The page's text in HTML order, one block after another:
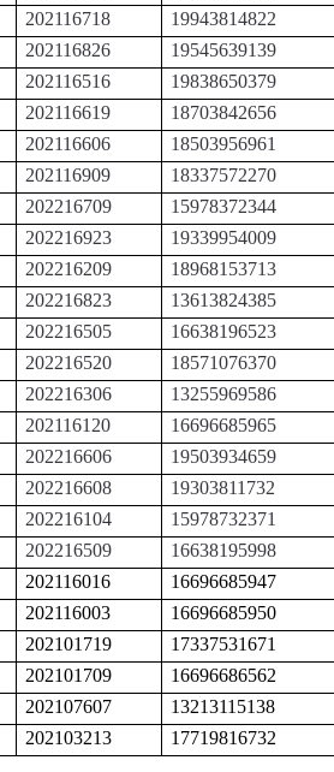
202116718
19943814822
202116826
19545639139
202116516
19838650379
202116619
18703842656
202116606
18503956961
202116909
18337572270
202216709
15978372344
202216923
19339954009
202216209
18968153713
202216823
13613824385
202216505
16638196523
202216520
18571076370
202216306
13255969586
202116120
16696685965
202216606
19503934659
202216608
19303811732
202216104
15978732371
202216509
16638195998
202116016
16696685947
202116003
16696685950
202101719
17337531671
202101709
16696686562
202107607
13213115138
202103213 17719816732